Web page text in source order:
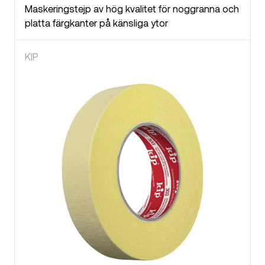
Maskeringstejp av hög kvalitet för noggranna och
platta färgkanter på känsliga ytor
KIP